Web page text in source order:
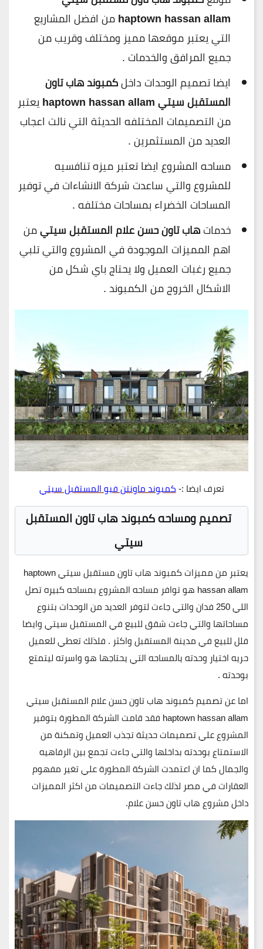
haptown hassan allamمن افضل المشاريع
التي يعتبر موقعها مميز ومختلف وقريب من
جميع المرافق والخدمات .
ايضا تصميم الوحدات داخلكمبوند هاب تاون
المستقبل سيتي haptown hassan allam
يعتبر
من التصميمات المختلفه الحديثة التي نالت اعجاب
العديد من المستثمرين .
مساحه المشروع ايضا تعتبر ميزه تنافسيه
للمشروع والتي ساعدت شركة الانشاءات في توفير
المساحات الخضراء بمساحات مختلفه .
خدماتهاب تاون حسن علام المستقبل سيتيمن
اهم المميزات الموجودة في المشروع والتي تلبي
جميع رغبات العميل ولا يحتاج باي شكل من
الاشكال الخروج من الكمبوند .
تعرف ايضا :-كمبوند ماونتن فيو المستقبل سيتي
تصميم ومساحه كمبوند هاب تاون المستقبل
سيتي
يعتبر من مميزات
كمبوند هاب تاون مستقبل سيتي haptown
hassan allam هو توافر مساحه المشروع بمساحه كبيره تصل
اللي 250 فدان والتي جاءت لتوفر العديد من الوحدات بتنوع
مساحاتها والتي جاءت شقق للبيع في المستقبل سيتي وايضا
فلل للبيع في مدينة المستقبل واكثر . فلذلك تعطي للعميل
حريه اختيار وحدته يالمساحه التي يحتاجها هو واسرته ليتمتع
بوحدته .
اما عن تصميمكمبوند هاب تاون حسن علام المستقبل سيتي
haptown hassan allam فقد قامت الشركة المطورة بتوفير
المشروع علي تصميمات حديثة تجذب العميل وتمكنة من
الاستمتاع بوحدته بداخلها والتي جاءت تجمع بين الرفاهيه
والجمال كما ان اعتمدت الشركة المطورة علي تغير مفهوم
العقارات في مصر لذلك جاءت التصميمات من اكثر المميزات
داخل مشروع هاب تاون حسن علام.